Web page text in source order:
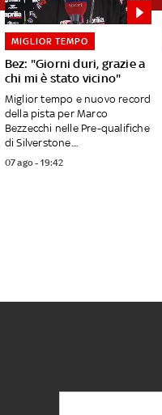
Bez: "Giorni duri, grazie a
chi mi è stato vicino"
MIGLIOR TEMPO
Miglior tempo e nuovo record
della pista per Marco
Bezzecchi nelle Pre-qualifiche
di Silverstone....
07 ago - 19:42